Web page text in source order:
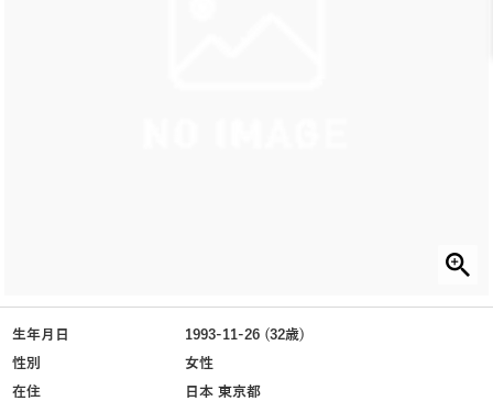
生年月日
1993-11-26 (32歳)
性別
女性
在住
日本 東京都